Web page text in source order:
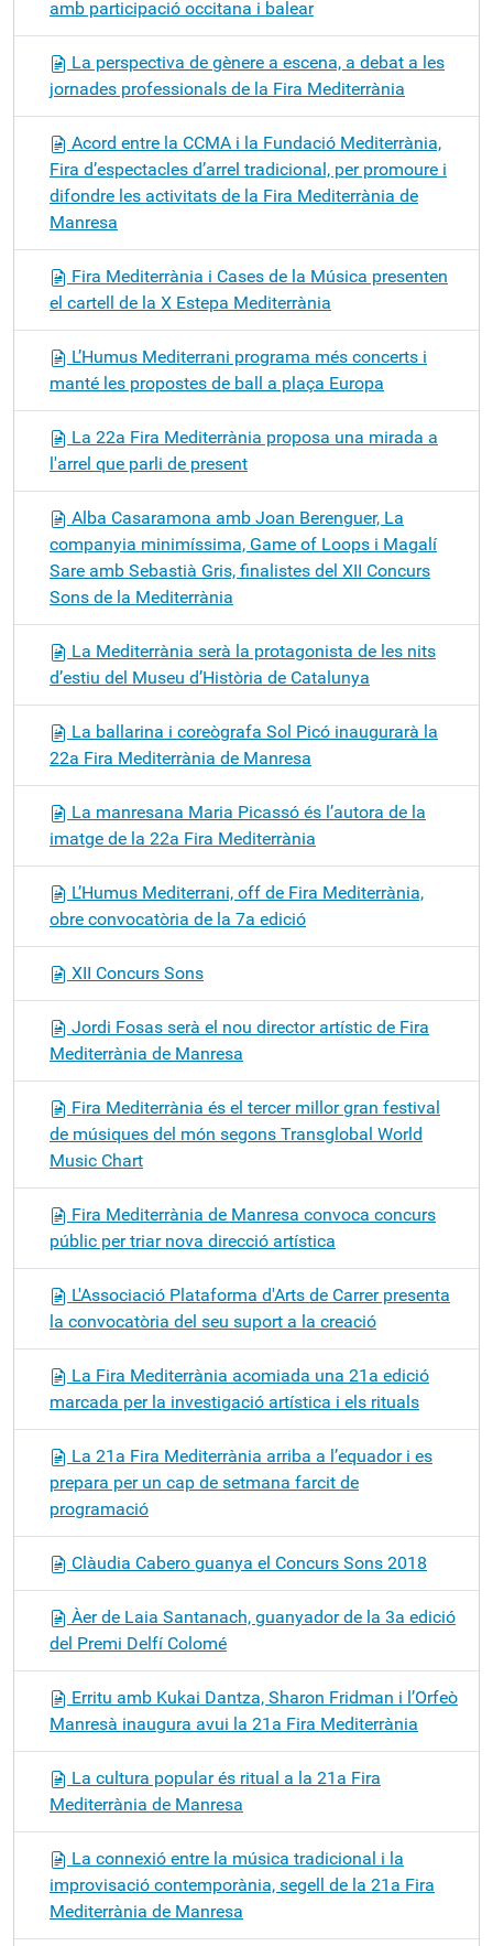
amb participació occitana i balear
La perspectiva de gènere a escena, a debat a les
jornades professionals de la Fira Mediterrània
Acord entre la CCMA i la Fundació Mediterrània,
Fira d’espectacles d’arrel tradicional, per promoure i
difondre les activitats de la Fira Mediterrània de
Manresa
Fira Mediterrània i Cases de la Música presenten
el cartell de la X Estepa Mediterrània
L’Humus Mediterrani programa més concerts i
manté les propostes de ball a plaça Europa
La 22a Fira Mediterrània proposa una mirada a
l'arrel que parli de present
Alba Casaramona amb Joan Berenguer, La
companyia minimíssima, Game of Loops i Magalí
Sare amb Sebastià Gris, finalistes del XII Concurs
Sons de la Mediterrània
La Mediterrània serà la protagonista de les nits
d’estiu del Museu d’Història de Catalunya
La ballarina i coreògrafa Sol Picó inaugurarà la
22a Fira Mediterrània de Manresa
La manresana Maria Picassó és l’autora de la
imatge de la 22a Fira Mediterrània
L’Humus Mediterrani, off de Fira Mediterrània,
obre convocatòria de la 7a edició
XII Concurs Sons
Jordi Fosas serà el nou director artístic de Fira
Mediterrània de Manresa
Fira Mediterrània és el tercer millor gran festival
de músiques del món segons Transglobal World
Music Chart
Fira Mediterrània de Manresa convoca concurs
públic per triar nova direcció artística
L'Associació Plataforma d'Arts de Carrer presenta
la convocatòria del seu suport a la creació
La Fira Mediterrània acomiada una 21a edició
marcada per la investigació artística i els rituals
La 21a Fira Mediterrània arriba a l’equador i es
prepara per un cap de setmana farcit de
programació
Clàudia Cabero guanya el Concurs Sons 2018
Àer de Laia Santanach, guanyador de la 3a edició
del Premi Delfí Colomé
Erritu amb Kukai Dantza, Sharon Fridman i l’Orfeò
Manresà inaugura avui la 21a Fira Mediterrània
La cultura popular és ritual a la 21a Fira
Mediterrània de Manresa
La connexió entre la música tradicional i la
improvisació contemporània, segell de la 21a Fira
Mediterrània de Manresa